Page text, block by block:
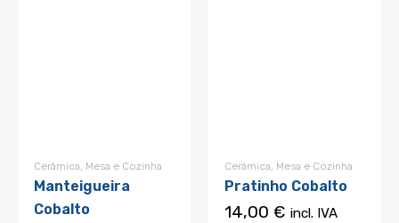
Cerâmica Mesa e Cozinha
Manteigueira
Cobalto
Cerâmica Mesa e Cozinha
Pratinho Cobalto
14,00 € incl. IVA